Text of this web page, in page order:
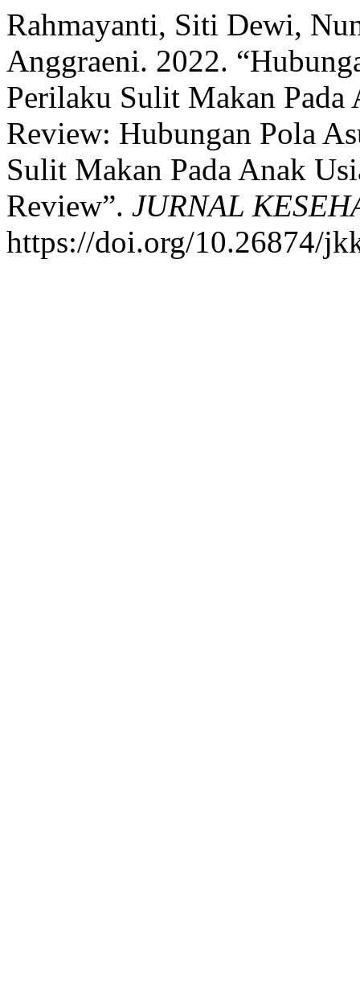
Rahmayanti, Siti Dewi,
Anggraeni. 2022.
Perilaku Sulit Makan Pada
Review: Hubungan Pola
Sulit Makan Pada Anak
Review”. JURNAL
https://doi.org/10.26874/